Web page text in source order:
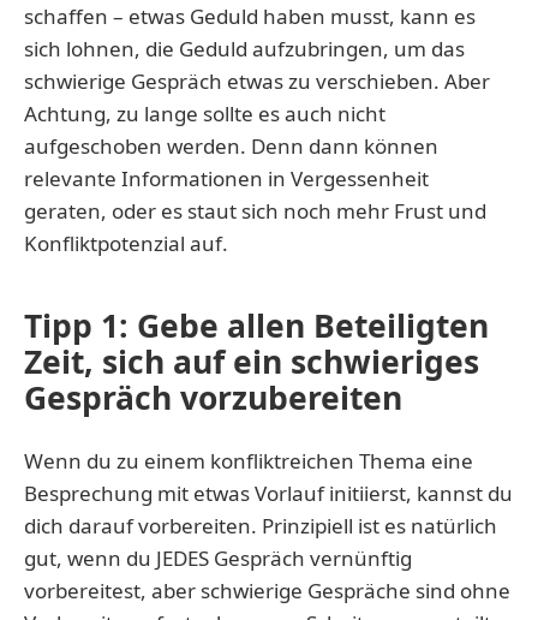
schaffen – etwas Geduld haben musst, kann es
sich lohnen, die Geduld aufzubringen, um das
schwierige Gespräch etwas zu verschieben. Aber
Achtung, zu lange sollte es auch nicht
aufgeschoben werden. Denn dann können
relevante Informationen in Vergessenheit
geraten, oder es staut sich noch mehr Frust und
Konfliktpotenzial auf.
Tipp 1: Gebe allen Beteiligten
Zeit, sich auf ein schwieriges
Gespräch vorzubereiten
Wenn du zu einem konfliktreichen Thema eine
Besprechung mit etwas Vorlauf initiierst, kannst du
dich darauf vorbereiten. Prinzipiell ist es natürlich
gut, wenn du JEDES Gespräch vernünftig
vorbereitest, aber schwierige Gespräche sind ohne